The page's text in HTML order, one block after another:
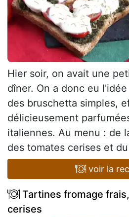
Hier soir, on avait une
dîner. On a donc eu
des bruschetta simples,
délicieusement
italiennes. Au menu : de
des tomates cerises et
voir la
Tartines fromage
cerises